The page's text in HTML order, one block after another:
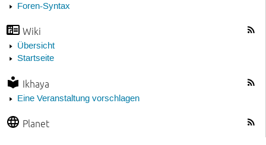
Foren-Syntax
Wiki
Übersicht
Startseite
Ikhaya
Eine Veranstaltung vorschlagen
Planet